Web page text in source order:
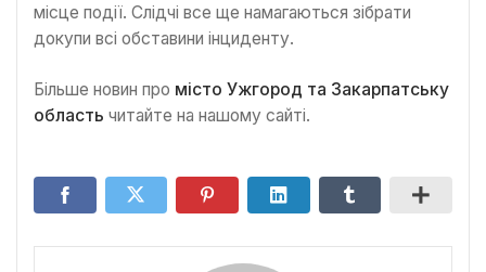
місце події. Слідчі все ще намагаються зібрати
докупи всі обставини інциденту.
Більше новин про місто Ужгород та Закарпатську
область читайте на нашому сайті.